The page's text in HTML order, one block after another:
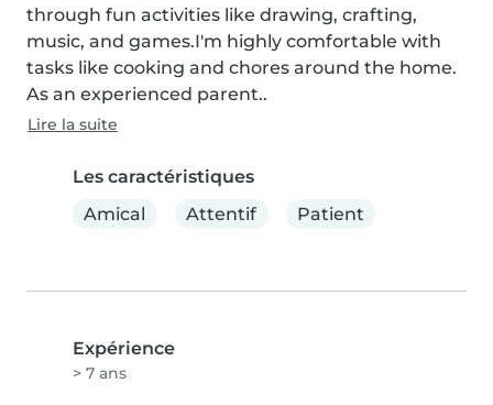
through fun activities like drawing, crafting,
music, and games.I'm highly comfortable with
tasks like cooking and chores around the home.
As an experienced parent..
Lire la suite
Les caractéristiques
Amical
Attentif Patient
Expérience
> 7 ans